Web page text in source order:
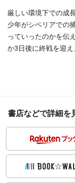
厳しい環境下での成
少年がシベリアでの
っていったのかを伝
か3日後に終戦を迎え
書店などで詳細を